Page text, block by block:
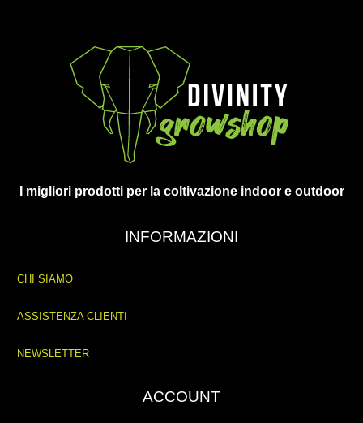
I migliori prodotti per la coltivazione indoor e outdoor
INFORMAZIONI
CHI SIAMO
ASSISTENZA CLIENTI
NEWSLETTER
ACCOUNT